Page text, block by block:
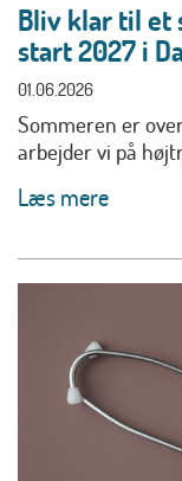
Bliv klar til et
start 2027 i
01.06.2026
Sommeren er
arbejder vi på
Læs mere